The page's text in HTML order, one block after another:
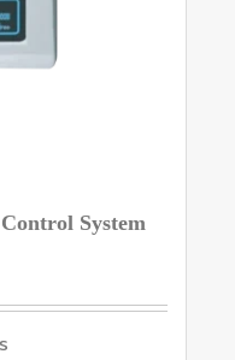
System